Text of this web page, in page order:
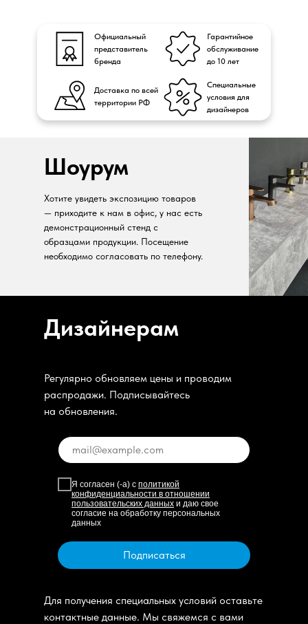
Официальный
представитель
бренда
Доставка по всей
территории РФ
Гарантийное
обслуживание
до 10 лет
Специальные
условия для
дизайнеров
Шоурум
Хотите увидеть экспозицию товаров
— приходите к нам в офис, у нас есть
демонстрационный стенд с
образцами продукции. Посещение
необходимо согласовать по телефону.
Дизайнерам
Регулярно обновляем цены и проводим
распродажи. Подписывайтесь
на обновления.
Я согласен (-а) с политикой
конфиденциальности в отношении
пользовательских данных и даю свое
согласие на обработку персональных
данных
Подписаться
Для получения специальных условий оставьте
контактные данные. Мы свяжемся с вами